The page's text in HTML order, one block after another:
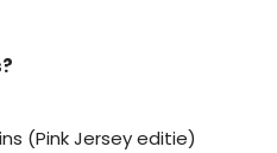
(Pink Jersey editie)